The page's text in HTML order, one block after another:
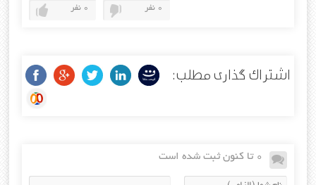
0 نفر 0 نفر
اشتراک گذاری مطلب:
0 تا کنون ثبت شده است